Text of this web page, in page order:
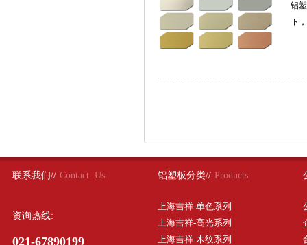
铝
下
联系我们// Contact Us
资询热线:
021-67890199
铝塑板分类// Products
上海吉祥-单色系列
上海吉祥-高光系列
上海吉祥-木纹系列